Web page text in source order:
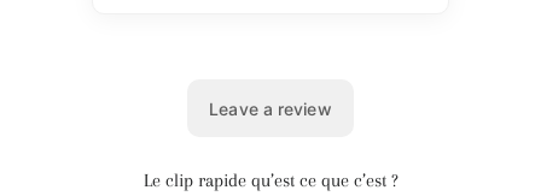
Le clip rapide qu’est ce que c’est ?